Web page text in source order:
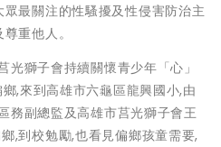
最關注的性騷擾及性侵害防治主
重他人。
獅子會持續關懷青少年「心」
,來到高雄市六龜區龍興國小,由
務副總監及高雄市莒光獅子會王
,到校勉勵,也看見偏鄉孩童需要,